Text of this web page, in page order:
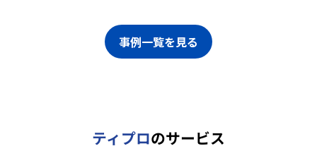
事例一覧を見る
ティプロのサービス